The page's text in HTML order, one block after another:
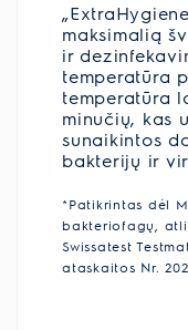
maksimalią
ir
temperatūra
temperatūra
minučių, kas
sunaikintos
bakterijų ir
*Patikrintas dėl
bakteriofagų,
Swissatest
ataskaitos Nr.